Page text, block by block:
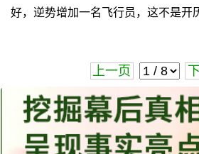
好，逆势增加一名飞行员，这不是开
上一页